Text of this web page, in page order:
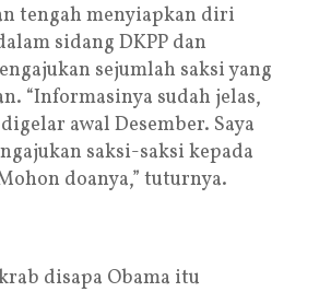
tengah menyiapkan diri
sidang DKPP dan
sejumlah saksi yang
“Informasinya sudah jelas,
awal Desember. Saya
saksi-saksi kepada
doanya,” tuturnya.
disapa Obama itu